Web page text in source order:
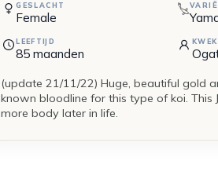
GESLACHT
Female
LEEFTIJD
85 maanden
(update 21/11/22) Huge, beautiful gold
known bloodline for this type of koi.
more body later in life.